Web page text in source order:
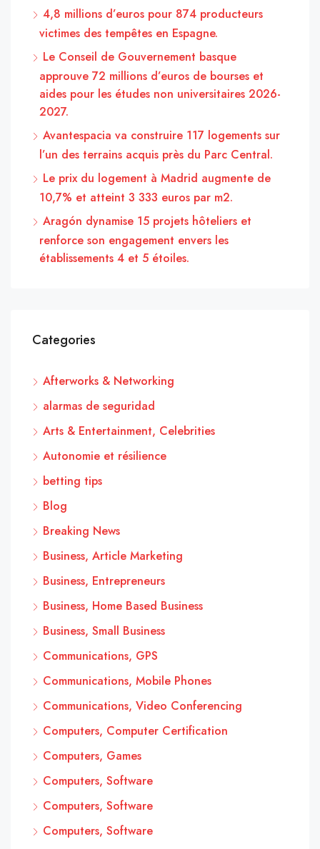
4,8 millions d’euros pour 874 producteurs
victimes des tempêtes en Espagne.
Le Conseil de Gouvernement basque
approuve 72 millions d’euros de bourses et
aides pour les études non universitaires 2026-
2027.
Avantespacia va construire 117 logements sur
l’un des terrains acquis près du Parc Central.
Le prix du logement à Madrid augmente de
10,7% et atteint 3 333 euros par m2.
Aragón dynamise 15 projets hôteliers et
renforce son engagement envers les
établissements 4 et 5 étoiles.
Categories
Afterworks & Networking
alarmas de seguridad
Arts & Entertainment, Celebrities
Autonomie et résilience
betting tips
Blog
Breaking News
Business, Article Marketing
Business, Entrepreneurs
Business, Home Based Business
Business, Small Business
Communications, GPS
Communications, Mobile Phones
Communications, Video Conferencing
Computers, Computer Certification
Computers, Games
Computers, Software
Computers, Software
Computers, Software